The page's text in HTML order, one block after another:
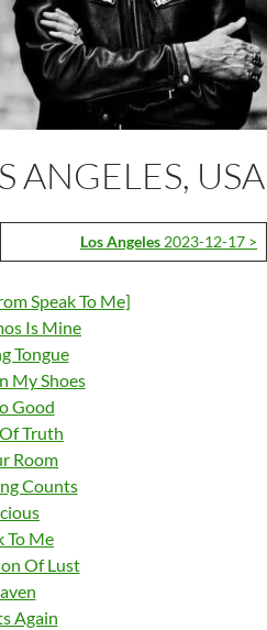
ANGELES, USA
Los Angeles 2023-12-17 >
Speak To Me]
Is Mine
Tongue
My Shoes
Good
Truth
Room
Counts
To Me
Of Lust
Again